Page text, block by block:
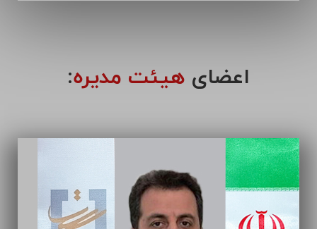
اعضای هیئت مدیره: